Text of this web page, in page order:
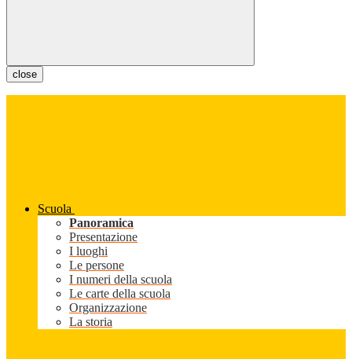
close
Scuola
Panoramica
Presentazione
I luoghi
Le persone
I numeri della scuola
Le carte della scuola
Organizzazione
La storia